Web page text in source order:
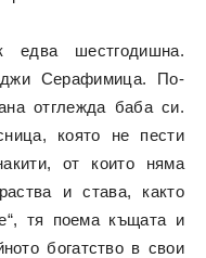
едва шестгодишна.
Серафимица. По-
отглежда баба си.
която не пести
от които няма
и става, както
тя поема къщата и
богатство в свои